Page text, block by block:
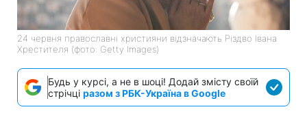
24 червня православні християни відзначають Різдво Івана
Хрестителя (фото: Getty Images)
Будь у курсі, а не в шоці! Додай змісту своїй
стрічці разом з РБК-Україна в Google